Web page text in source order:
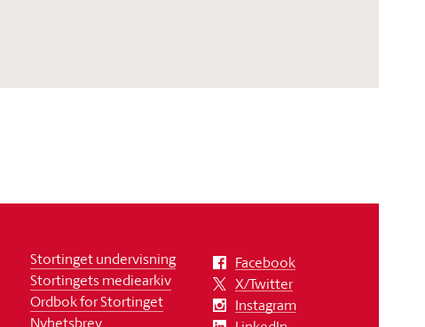
Stortinget undervisning
Stortingets mediearkiv
Ordbok for Stortinget
Nyhetsbrev
Facebook
X/Twitter
Instagram